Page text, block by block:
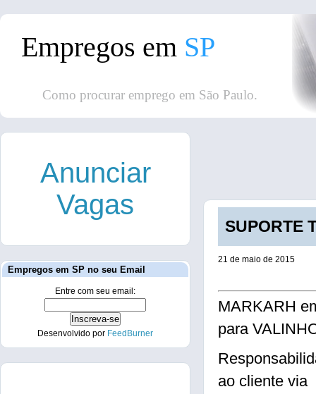
Empregos em SP
Como procurar emprego em São Paulo.
SUPORTE
21 de maio de 2015
MARKARH
para
ao cliente via
Anunciar
Vagas
Empregos em SP no seu Email
Entre com seu email:
Desenvolvido por FeedBurner